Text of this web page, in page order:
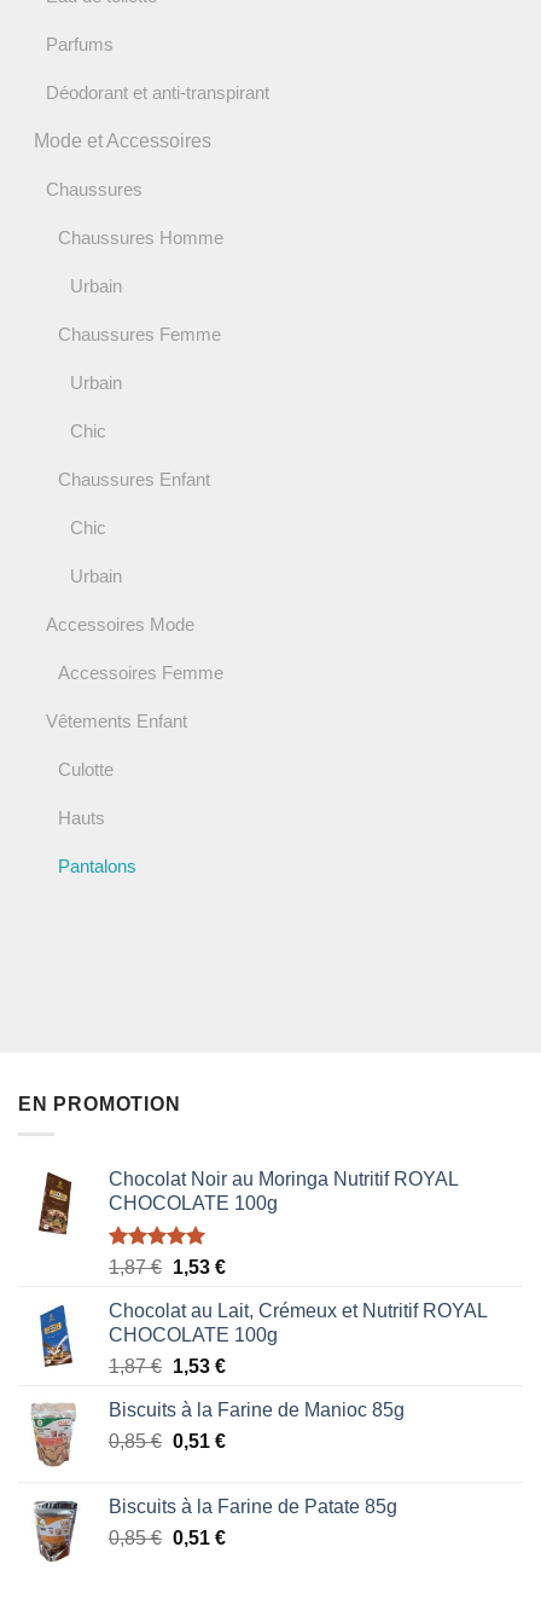
Parfums
Déodorant et anti-transpirant
Mode et Accessoires
Chaussures
Chaussures Homme
Urbain
Chaussures Femme
Urbain
Chic
Chaussures Enfant
Chic
Urbain
Accessoires Mode
Accessoires Femme
Vêtements Enfant
Culotte
Hauts
Pantalons
EN PROMOTION
Chocolat Noir au Moringa Nutritif ROYAL
CHOCOLATE 100g
Note5.00
1,87€ Le
initial
était :
1,87 €.
1,53 €Le
actuel
est :
1,53 €.
Chocolat au Lait, Crémeux et Nutritif ROYAL
CHOCOLATE 100g
1,87€ Le
initial
était :
1,53 €Le
actuel
est :
Biscuits à la Farine de Manioc 85g
0,85€ Le
était :
0,85 €.
0,51 €Le
est :
0,51 €.
Biscuits à la Farine de Patate 85g
0,85€ Le
0,51 €Le